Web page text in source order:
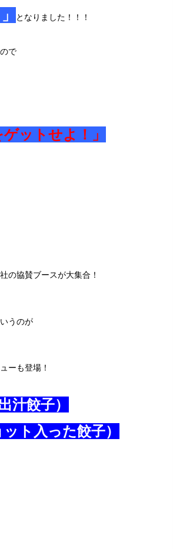
となりました！！！
で
ットせよ！」
の協賛ブースが大集合！
うのが
ーも登場！
汁餃子）
ト入った餃子）